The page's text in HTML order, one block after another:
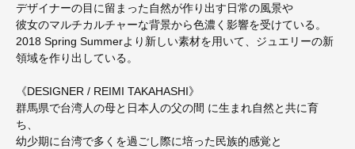
デザイナーの目に留まった自然が作り出す日常の風景や
彼女のマルチカルチャーな背景から色濃く影響を受けている。
2018 Spring Summerより新しい素材を用いて、ジュエリーの新
領域を作り出している。
《DESIGNER / REIMI TAKAHASHI》
群馬県で台湾人の母と日本人の父の間 に生まれ自然と共に育
ち、
幼少期に台湾で多くを過ごし際に培った民族的感覚と